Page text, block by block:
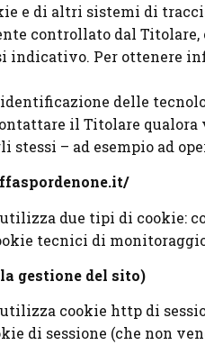
e di altri sistemi di
controllato dal
indicativo. Per ottenere
delle
il Titolare
stessi – ad esempio ad
due tipi di cookie:
tecnici di
gestione del sito)
cookie http di
di sessione (che non